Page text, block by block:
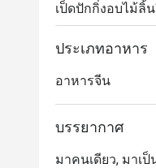
เป็ดปักกิ่งอบไม้ลิ้
พร้อมแป้งนุ่มและ
เมนูชั้นเลิศอย่าง
วัตถุดิบคุณภาพ ท
หรือการสังสรรค์
ผสาน รสชาติระ
ประเภทอาหาร
อาหารจีน
บรรยากาศ
มาคนเดียว, มาเ